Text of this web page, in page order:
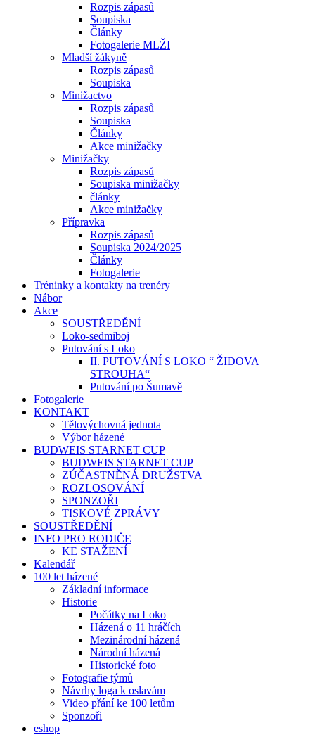
Rozpis zápasů
Soupiska
Články
Fotogalerie MLŽI
Mladší žákyně
Rozpis zápasů
Soupiska
Minižactvo
Rozpis zápasů
Soupiska
Články
Akce minižačky
Minižačky
Rozpis zápasů
Soupiska minižačky
články
Akce minižačky
Přípravka
Rozpis zápasů
Soupiska 2024/2025
Články
Fotogalerie
Tréninky a kontakty na trenéry
Nábor
Akce
SOUSTŘEDĚNÍ
Loko-sedmiboj
Putování s Loko
II. PUTOVÁNÍ S LOKO “ ŽIDOVA
STROUHA“
Putování po Šumavě
Fotogalerie
KONTAKT
Tělovýchovná jednota
Výbor házené
BUDWEIS STARNET CUP
BUDWEIS STARNET CUP
ZÚČASTNĚNÁ DRUŽSTVA
ROZLOSOVÁNÍ
SPONZOŘI
TISKOVÉ ZPRÁVY
SOUSTŘEDĚNÍ
INFO PRO RODIČE
KE STAŽENÍ
Kalendář
100 let házené
Základní informace
Historie
Počátky na Loko
Házená o 11 hráčích
Mezinárodní házená
Národní házená
Historické foto
Fotografie týmů
Návrhy loga k oslavám
Video přání ke 100 letům
Sponzoři
eshop